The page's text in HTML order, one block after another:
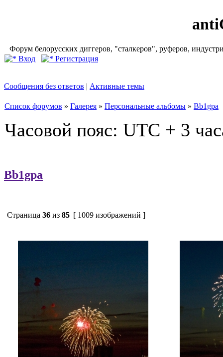
Форум белорусских диггеров, "сталкеров", руферов,
Вход
Регистрация
Сообщения без ответов | Активные темы
Список форумов » Галерея » Персональные альбомы » Bb1gpa
Часовой пояс: UTC + 3
Bb1gpa
Страница 36 из 85 [ 1009 изображений ]